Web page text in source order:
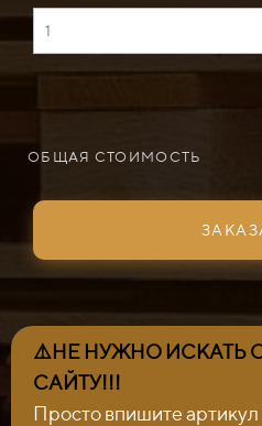
ОБЩАЯ СТОИМОСТЬ
⚠️НЕ НУЖНО ИСКАТЬ
САЙТУ!!!
Просто впишите артикул